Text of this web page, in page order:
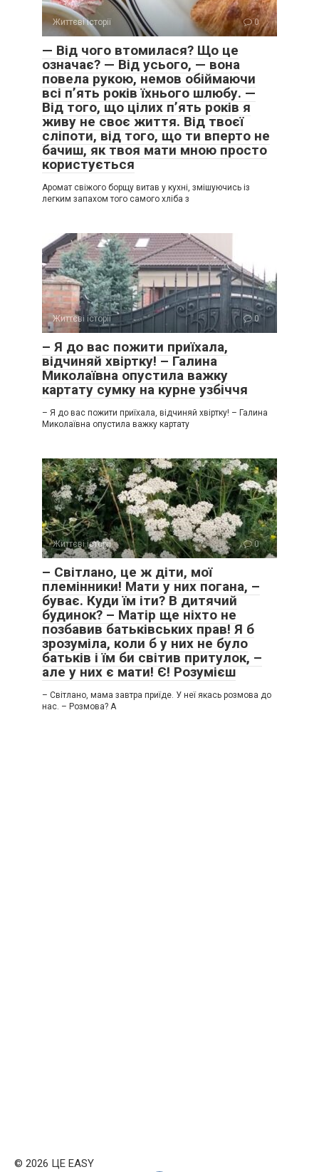
Життєві історії 0
— Від чого втомилася? Що це
означає? — Від усього, — вона
повела рукою, немов обіймаючи
всі п’ять років їхнього шлюбу. —
Від того, що цілих п’ять років я
живу не своє життя. Від твоєї
сліпоти, від того, що ти вперто не
бачиш, як твоя мати мною просто
користується
Аромат свіжого борщу витав у кухні, змішуючись із
легким запахом того самого хліба з
Життєві історії 0
– Я до вас пожити приїхала,
відчиняй хвіртку! – Галина
Миколаївна опустила важку
картату сумку на курне узбіччя
– Я до вас пожити приїхала, відчиняй хвіртку! – Галина
Миколаївна опустила важку картату
Життєві історії 0
– Світлано, це ж діти, мої
племінники! Мати у них погана, –
буває. Куди їм іти? В дитячий
будинок? – Матір ще ніхто не
позбавив батьківських прав! Я б
зрозуміла, коли б у них не було
батьків і їм би світив притулок, –
але у них є мати! Є! Розумієш
– Світлано, мама завтра приїде. У неї якась розмова до
нас. – Розмова? А
© 2026 ЦЕ EASY